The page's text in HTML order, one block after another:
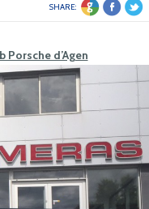
SHARE:
d’Agen